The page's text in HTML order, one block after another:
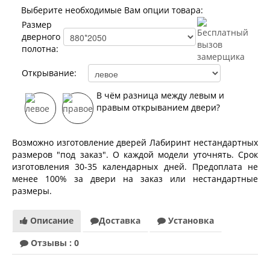
Лабиринт Пазл
Лабиринт Пиано
Лабиринт Пиано Смарт 2.0
Лабиринт Платинум
Лабиринт Полярис лайт
Лабиринт Роял
Лабиринт Сильвер
Лабиринт Сияна
Лабиринт Скайлаб
Лабиринт Скандия
Лабиринт Смартлаб
Лабиринт Соналаб
Лабиринт Термолайт
Лабиринт Термомагнит
Лабиринт Трендо
Лабиринт Шторм
Двери Про
Выберите необходимые Вам опции товара:
Размер
дверного
полотна:
Открывание:
В чём разница между левым и
правым открыванием двери?
Возможно изготовление дверей Лабиринт нестандартных
размеров "под заказ". О каждой модели уточнять. Срок
изготовления 30-35 календарных дней. Предоплата не
менее 100% за двери на заказ или нестандартные
размеры.
Описание Доставка
Установка
Отзывы : 0